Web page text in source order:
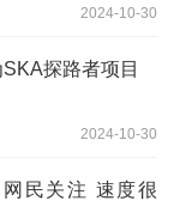
2024-10-30
探路者项目
2024-10-30
民关注 速度很